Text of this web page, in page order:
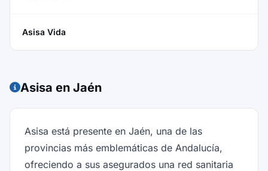
Asisa Vida
Asisa en Jaén
Asisa está presente en Jaén, una de las
provincias más emblemáticas de Andalucía,
ofreciendo a sus asegurados una red sanitaria